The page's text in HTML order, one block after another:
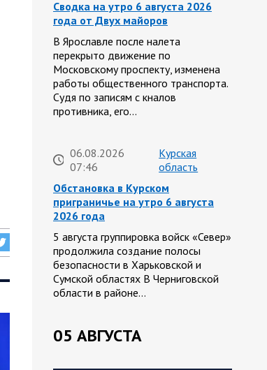
Сводка на утро 6 августа 2026
года от Двух майоров
В Ярославле после налета
перекрыто движение по
Московскому проспекту, изменена
работы общественного транспорта.
Судя по записям с кналов
противника, его…
06.08.2026
07:46
Курская
область
Обстановка в Курском
приграничье на утро 6 августа
2026 года
5 августа группировка войск «Север»
продолжила создание полосы
безопасности в Харьковской и
Сумской областях В Черниговской
области в районе…
05 АВГУСТА